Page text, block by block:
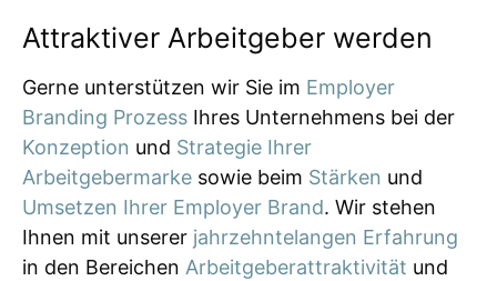
Attraktiver Arbeitgeber werden
Gerne unterstützen wir Sie im Employer
Branding Prozess Ihres Unternehmens bei der
Konzeption und Strategie Ihrer
Arbeitgebermarke sowie beim Stärken und
Umsetzen Ihrer Employer Brand. Wir stehen
Ihnen mit unserer jahrzehntelangen Erfahrung
in den Bereichen Arbeitgeberattraktivität und